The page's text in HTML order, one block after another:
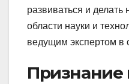
развиваться и делать
области науки и
ведущим экспертом в
Признание